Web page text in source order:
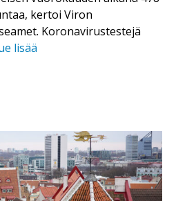
kertoi Viron
Koronavirustestejä
lisää